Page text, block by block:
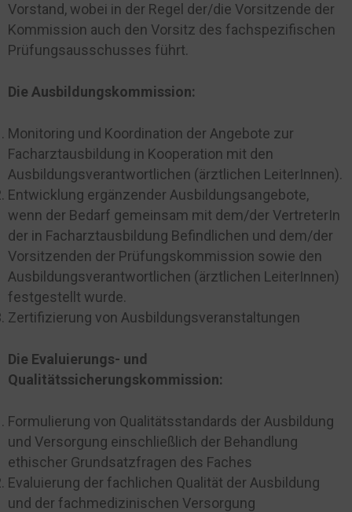
Vorstand, wobei in der Regel der/die Vorsitzende der
Kommission auch den Vorsitz des fachspezifischen
Prüfungsausschusses führt.
Die Ausbildungskommission:
Monitoring und Koordination der Angebote zur
Facharztausbildung in Kooperation mit den
Ausbildungsverantwortlichen (ärztlichen LeiterInnen).
Entwicklung ergänzender Ausbildungsangebote,
wenn der Bedarf gemeinsam mit dem/der VertreterIn
der in Facharztausbildung Befindlichen und dem/der
Vorsitzenden der Prüfungskommission sowie den
Ausbildungsverantwortlichen (ärztlichen LeiterInnen)
festgestellt wurde.
Zertifizierung von Ausbildungsveranstaltungen
Die Evaluierungs- und
Qualitätssicherungskommission:
Formulierung von Qualitätsstandards der Ausbildung
und Versorgung einschließlich der Behandlung
ethischer Grundsatzfragen des Faches
Evaluierung der fachlichen Qualität der Ausbildung
und der fachmedizinischen Versorgung